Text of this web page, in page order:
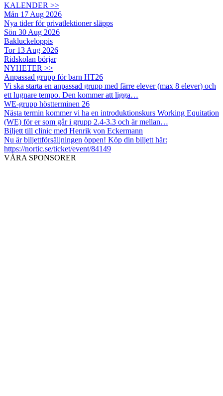
KALENDER >>
Mån 17 Aug 2026
Nya tider för privatlektioner släpps
Sön 30 Aug 2026
Bakluckeloppis
Tor 13 Aug 2026
Ridskolan börjar
NYHETER >>
Anpassad grupp för barn HT26
Vi ska starta en anpassad grupp med färre elever (max 8 elever) och
ett lugnare tempo. Den kommer att ligga…
WE-grupp höstterminen 26
Nästa termin kommer vi ha en introduktionskurs Working Equitation
(WE) för er som går i grupp 2.4-3.3 och är mellan…
Biljett till clinic med Henrik von Eckermann
Nu är biljettförsäljningen öppen! Köp din biljett här:
https://nortic.se/ticket/event/84149
VÅRA SPONSORER